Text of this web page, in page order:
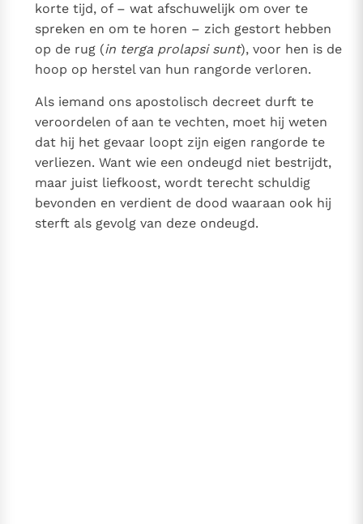
korte tijd, of – wat afschuwelijk om over te
spreken en om te horen – zich gestort hebben
op de rug (in terga prolapsi sunt), voor hen is de
hoop op herstel van hun rangorde verloren.
Als iemand ons apostolisch decreet durft te
veroordelen of aan te vechten, moet hij weten
dat hij het gevaar loopt zijn eigen rangorde te
verliezen. Want wie een ondeugd niet bestrijdt,
maar juist liefkoost, wordt terecht schuldig
bevonden en verdient de dood waaraan ook hij
sterft als gevolg van deze ondeugd.